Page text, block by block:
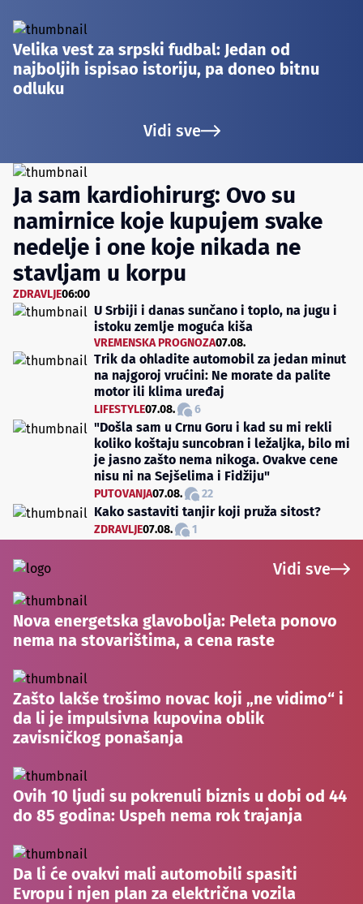
Velika vest za srpski fudbal: Jedan od
najboljih ispisao istoriju, pa doneo bitnu
odluku
Vidi sve
Ja sam kardiohirurg: Ovo su
namirnice koje kupujem svake
nedelje i one koje nikada ne
stavljam u korpu
ZDRAVLJE06:00
U Srbiji i danas sunčano i toplo, na jugu i
istoku zemlje moguća kiša
VREMENSKA PROGNOZA07.08.
Trik da ohladite automobil za jedan minut
na najgoroj vrućini: Ne morate da palite
motor ili klima uređaj
LIFESTYLE07.08. 6
"Došla sam u Crnu Goru i kad su mi rekli
koliko koštaju suncobran i ležaljka, bilo mi
je jasno zašto nema nikoga. Ovakve cene
nisu ni na Sejšelima i Fidžiju"
PUTOVANJA07.08. 22
Kako sastaviti tanjir koji pruža sitost?
ZDRAVLJE07.08. 1
Vidi sve
Nova energetska glavobolja: Peleta ponovo
nema na stovarištima, a cena raste
Zašto lakše trošimo novac koji „ne vidimo“ i
da li je impulsivna kupovina oblik
zavisničkog ponašanja
Ovih 10 ljudi su pokrenuli biznis u dobi od 44
do 85 godina: Uspeh nema rok trajanja
Da li će ovakvi mali automobili spasiti
Evropu i njen plan za električna vozila